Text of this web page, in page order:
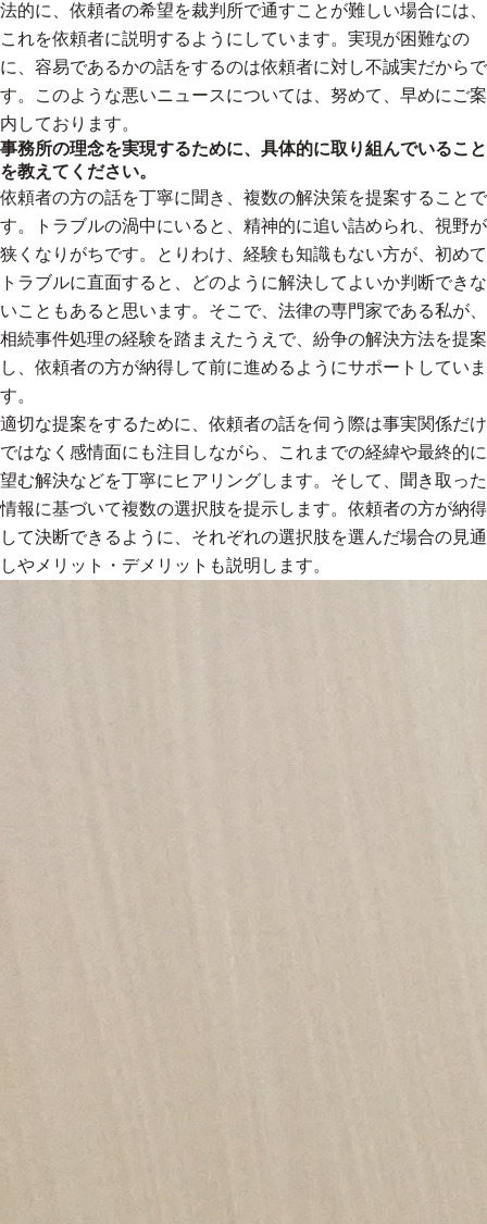
法的に、依頼者の希望を裁判所で通すことが難しい場合には、
これを依頼者に説明するようにしています。実現が困難なの
に、容易であるかの話をするのは依頼者に対し不誠実だからで
す。このような悪いニュースについては、努めて、早めにご案
内しております。
事務所の理念を実現するために、具体的に取り組んでいること
を教えてください。
依頼者の方の話を丁寧に聞き、複数の解決策を提案することで
す。トラブルの渦中にいると、精神的に追い詰められ、視野が
狭くなりがちです。とりわけ、経験も知識もない方が、初めて
トラブルに直面すると、どのように解決してよいか判断できな
いこともあると思います。そこで、法律の専門家である私が、
相続事件処理の経験を踏まえたうえで、紛争の解決方法を提案
し、依頼者の方が納得して前に進めるようにサポートしていま
す。
適切な提案をするために、依頼者の話を伺う際は事実関係だけ
ではなく感情面にも注目しながら、これまでの経緯や最終的に
望む解決などを丁寧にヒアリングします。そして、聞き取った
情報に基づいて複数の選択肢を提示します。依頼者の方が納得
して決断できるように、それぞれの選択肢を選んだ場合の見通
しやメリット・デメリットも説明します。